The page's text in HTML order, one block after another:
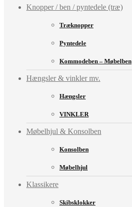
Knopper / ben / pyntedele (træ)
Træknopper
Pyntedele
Kommodeben – Møbelben
Hængsler & vinkler mv.
Hængsler
VINKLER
Møbelhjul & Konsolben
Konsolben
Møbelhjul
Klassikere
Skibsklokker